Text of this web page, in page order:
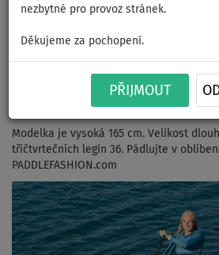
nezbytné pro provoz stránek.
Děkujeme za pochopení.
PŘIJMOUT
Dámský outfit 3 -
- lycra dlouhý
tříčtvrteční
Modelka je vysoká 165 cm. Velikost
tříčtvrtečních legín 36. Pádlujte v
PADDLEFASHION.com